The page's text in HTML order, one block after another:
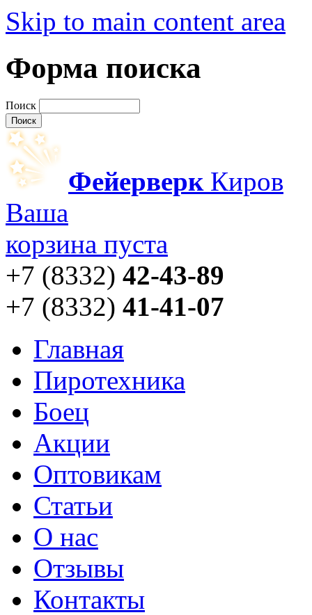
Skip to main content area
Форма поиска
Поиск
ФейерверкКиров
Ваша
корзина пуста
+7 (8332) 42-43-89
+7 (8332) 41-41-07
Главная
Пиротехника
Боец
Акции
Оптовикам
Статьи
О нас
Отзывы
Контакты